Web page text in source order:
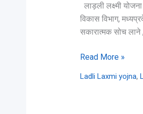
लाड़ली लक्ष्मी
विकास विभाग,
सकारात्मक सोच लाने
Read More »
Ladli Laxmi yojna,